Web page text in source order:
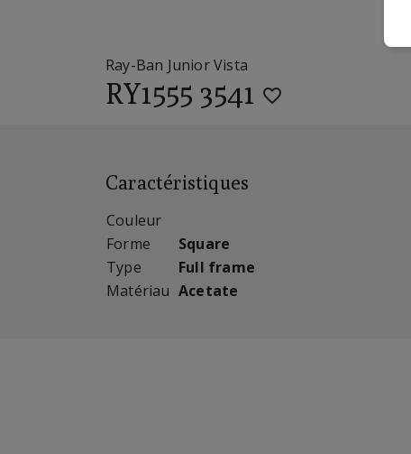
Ray-Ban Junior Vista
RY1555 3541
Caractéristiques
Couleur
Forme
Square
Type
Full frame
Matériau Acetate